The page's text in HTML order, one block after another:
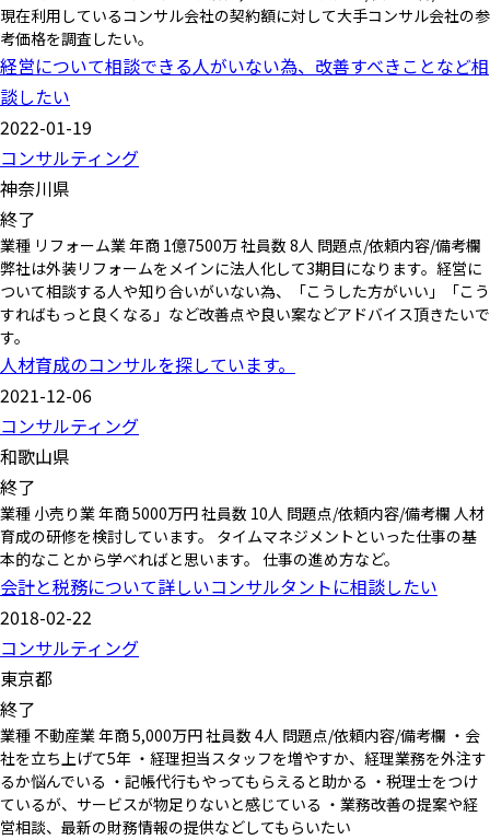
現在利用しているコンサル会社の契約額に対して大手コンサル会社の参
考価格を調査したい。
経営について相談できる人がいない為、改善すべきことなど相
談したい
2022-01-19
コンサルティング
神奈川県
終了
業種 リフォーム業 年商 1億7500万 社員数 8人 問題点/依頼内容/備考欄
弊社は外装リフォームをメインに法人化して3期目になります。経営に
ついて相談する人や知り合いがいない為、「こうした方がいい」「こう
すればもっと良くなる」など改善点や良い案などアドバイス頂きたいで
す。
人材育成のコンサルを探しています。
2021-12-06
コンサルティング
和歌山県
終了
業種 小売り業 年商 5000万円 社員数 10人 問題点/依頼内容/備考欄 人材
育成の研修を検討しています。 タイムマネジメントといった仕事の基
本的なことから学べればと思います。 仕事の進め方など。
会計と税務について詳しいコンサルタントに相談したい
2018-02-22
コンサルティング
東京都
終了
業種 不動産業 年商 5,000万円 社員数 4人 問題点/依頼内容/備考欄 ・会
社を立ち上げて5年 ・経理担当スタッフを増やすか、経理業務を外注す
るか悩んでいる ・記帳代行もやってもらえると助かる ・税理士をつけ
ているが、サービスが物足りないと感じている ・業務改善の提案や経
営相談、最新の財務情報の提供などしてもらいたい